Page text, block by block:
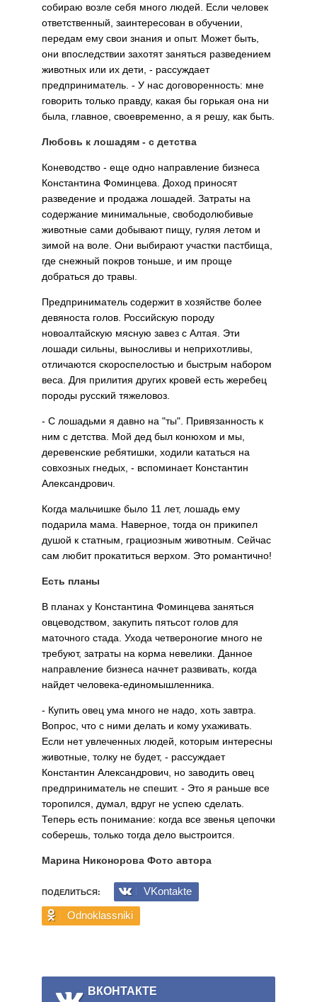
собираю возле себя много людей. Если человек
ответственный, заинтересован в обучении,
передам ему свои знания и опыт. Может быть,
они впоследствии захотят заняться разведением
животных или их дети, - рассуждает
предприниматель. - У нас договоренность: мне
говорить только правду, какая бы горькая она ни
была, главное, своевременно, а я решу, как быть.
Любовь к лошадям - с детства
Коневодство - еще одно направление бизнеса
Константина Фоминцева. Доход приносят
разведение и продажа лошадей. Затраты на
содержание минимальные, свободолюбивые
животные сами добывают пищу, гуляя летом и
зимой на воле. Они выбирают участки пастбища,
где снежный покров тоньше, и им проще
добраться до травы.
Предприниматель содержит в хозяйстве более
девяноста голов. Российскую породу
новоалтайскую мясную завез с Алтая. Эти
лошади сильны, выносливы и неприхотливы,
отличаются скороспелостью и быстрым набором
веса. Для прилития других кровей есть жеребец
породы русский тяжеловоз.
- С лошадьми я давно на "ты". Привязанность к
ним с детства. Мой дед был конюхом и мы,
деревенские ребятишки, ходили кататься на
совхозных гнедых, - вспоминает Константин
Александрович.
Когда мальчишке было 11 лет, лошадь ему
подарила мама. Наверное, тогда он прикипел
душой к статным, грациозным животным. Сейчас
сам любит прокатиться верхом. Это романтично!
Есть планы
В планах у Константина Фоминцева заняться
овцеводством, закупить пятьсот голов для
маточного стада. Ухода четвероногие много не
требуют, затраты на корма невелики. Данное
направление бизнеса начнет развивать, когда
найдет человека-единомышленника.
- Купить овец ума много не надо, хоть завтра.
Вопрос, что с ними делать и кому ухаживать.
Если нет увлеченных людей, которым интересны
животные, толку не будет, - рассуждает
Константин Александрович, но заводить овец
предприниматель не спешит. - Это я раньше все
торопился, думал, вдруг не успею сделать.
Теперь есть понимание: когда все звенья цепочки
соберешь, только тогда дело выстроится.
Марина Никонорова Фото автора
ПОДЕЛИТЬСЯ:
VKontakte
Odnoklassniki
ВКОНТАКТЕ